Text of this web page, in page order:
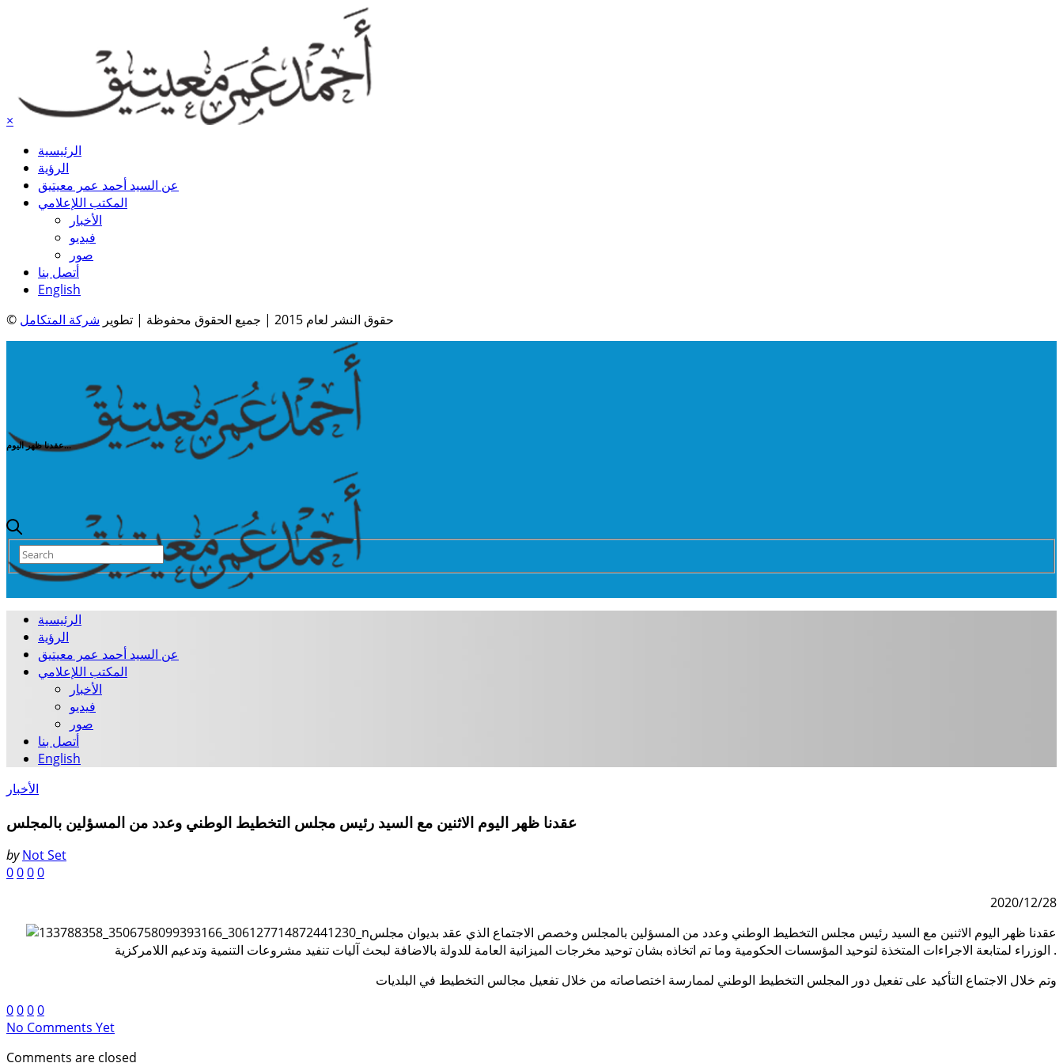
×
الرئيسية
الرؤية
عن السيد أحمد عمر معيتيق
المكتب اللإعلامي
الأخبار
فيديو
صور
أتصل بنا
English
© حقوق النشر لعام 2015 | جميع الحقوق محفوظة | تطوير
شركة المتكامل
عقدنا ظهر اليوم...
الرئيسية
الرؤية
عن السيد أحمد عمر معيتيق
المكتب اللإعلامي
الأخبار
فيديو
صور
أتصل بنا
English
الأخبار
عقدنا ظهر اليوم الاثنين مع السيد رئيس مجلس التخطيط الوطني وعدد من المسؤلين بالمجلس
by Not Set
0000
2020/12/28
عقدنا ظهر اليوم الاثنين مع السيد رئيس مجلس التخطيط الوطني وعدد من المسؤلين بالمجلس وخصص الاجتماع الذي عقد بديوان مجلس
الوزراء لمتابعة الاجراءات المتخذة لتوحيد المؤسسات الحكومية وما تم اتخاذه بشان توحيد مخرجات الميزانية العامة للدولة بالاضافة لبحث آليات تنفيد مشروعات التنمية وتدعيم اللامركزية .
وتم خلال الاجتماع التأكيد على تفعيل دور المجلس التخطيط الوطني لممارسة اختصاصاته من خلال تفعيل مجالس التخطيط في البلديات
0000
No Comments Yet
Comments are closed